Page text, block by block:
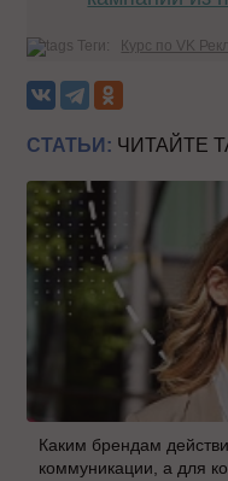
Теги: Курс по VK
СТАТЬИ: ЧИТАЙТЕ
Каким брендам
коммуникации, а для